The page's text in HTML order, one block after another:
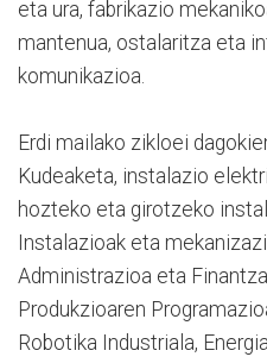
eta ura, fabrikazio
mantenua, ostalaritza eta
komunikazioa.
Erdi mailako zikloei
Kudeaketa, instalazio
hozteko eta girotzeko
Instalazioak eta
Administrazioa eta
Produkzioaren
Robotika Industriala,